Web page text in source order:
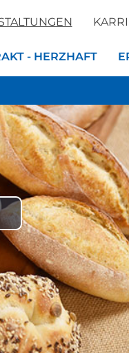
- HERZHAFT
Liste